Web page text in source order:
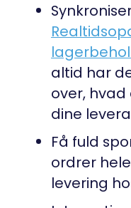
altid har
over,
dine
Få fuld
ordrer
levering